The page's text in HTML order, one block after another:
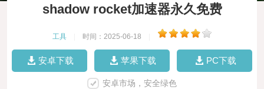
shadow rocket加速器永久免费
工具 时间：2025-06-18
安卓下载 苹果下载 PC下载
安卓市场，安全绿色